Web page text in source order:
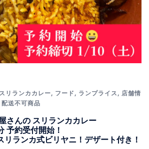
スリランカカレー, フード, ランプライス, 店舗情
送不可商品
さんの スリランカカレー
予約受付開始！
リランカ式ビリヤニ！デザート付き！